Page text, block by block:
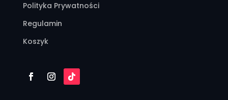
Polityka Prywatności
Regulamin
Koszyk